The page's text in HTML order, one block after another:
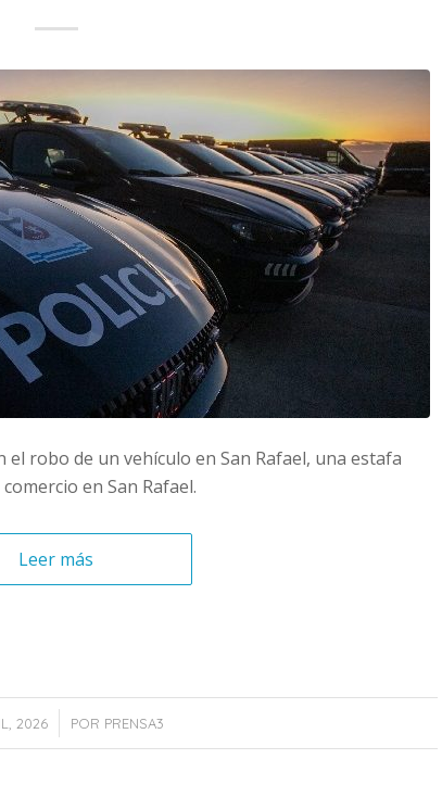
el robo de un vehículo en San Rafael, una estafa
en San Rafael.
Leer más
2026 POR PRENSA3